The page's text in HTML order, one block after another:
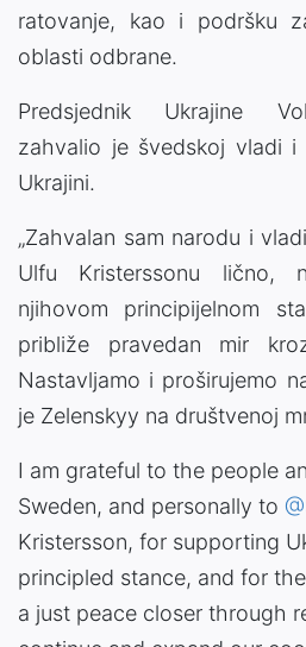
ratovanje, kao i podršku
oblasti odbrane.
Predsjednik Ukrajine
zahvalio je švedskoj vladi i
Ukrajini.
„Zahvalan sam narodu i
Ulfu Kristerssonu lično,
njihovom principijelnom
približe pravedan mir
Nastavljamo i proširujemo
je Zelenskyy na društvenoj
I am grateful to the people
Sweden, and personally to
Kristersson, for supporting
principled stance, and for
a just peace closer through